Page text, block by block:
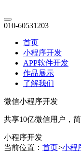
010-60531203
首页
小程序开发
APP软件开发
作品展示
了解我们
微信小程序开发
共享10亿微信用户，
小程序开发
当前位置： 首页>小程